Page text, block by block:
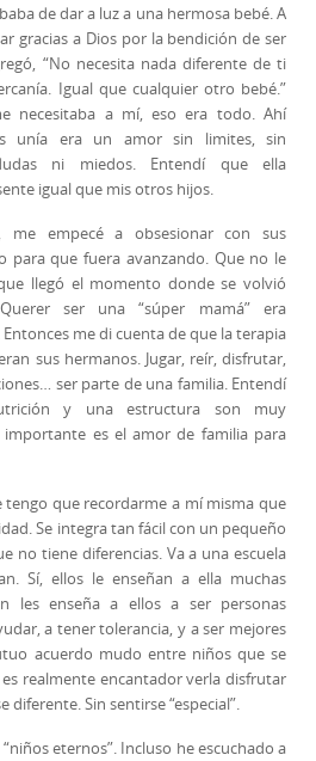
de dar a luz a una hermosa bebé. A
gracias a Dios por la bendición de ser
“No necesita nada diferente de ti
Igual que cualquier otro bebé.”
necesitaba a mí, eso era todo. Ahí
unía era un amor sin limites, sin
ni miedos. Entendí que ella
igual que mis otros hijos.
me empecé a obsesionar con sus
para que fuera avanzando. Que no le
llegó el momento donde se volvió
ser una “súper mamá” era
me di cuenta de que la terapia
sus hermanos. Jugar, reír, disfrutar,
ser parte de una familia. Entendí
y una estructura son muy
es el amor de familia para
que recordarme a mí misma que
Se integra tan fácil con un pequeño
no tiene diferencias. Va a una escuela
Sí, ellos le enseñan a ella muchas
les enseña a ellos a ser personas
a tener tolerancia, y a ser mejores
acuerdo mudo entre niños que se
realmente encantador verla disfrutar
diferente. Sin sentirse “especial”.
eternos”. Incluso he escuchado a